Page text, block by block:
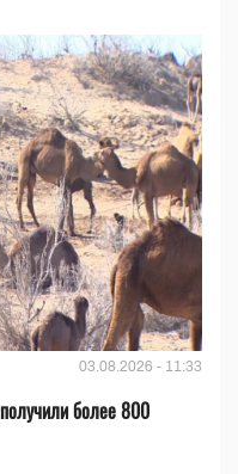
03.08.2026 - 11:33
более 800